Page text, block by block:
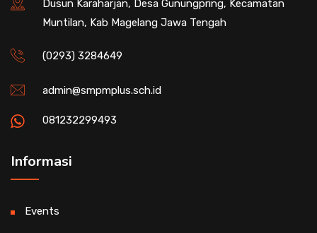
Dusun Karaharjan, Desa Gunungpring, Kecamatan
Muntilan, Kab Magelang Jawa Tengah
(0293) 3284649
admin@smpmplus.sch.id
081232299493
Informasi
Events